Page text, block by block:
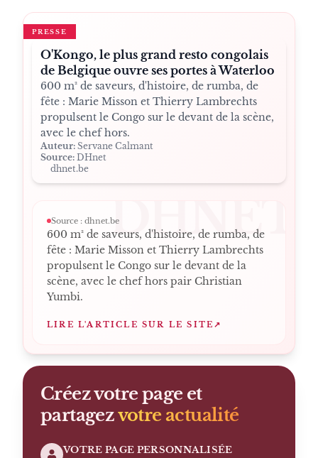
PRESSE
O'Kongo, le plus grand resto congolais
de Belgique ouvre ses portes à Waterloo
600 m² de saveurs, d'histoire, de rumba, de
fête : Marie Misson et Thierry Lambrechts
propulsent le Congo sur le devant de la scène,
avec le chef hors.
Auteur: Servane Calmant
Source: DHnet
dhnet.be
DHNET
Source : dhnet.be
600 m² de saveurs, d'histoire, de rumba, de
fête : Marie Misson et Thierry Lambrechts
propulsent le Congo sur le devant de la
scène, avec le chef hors pair Christian
Yumbi.
LIRE L'ARTICLE SUR LE SITE ↗
Créez votre page et
partagezvotre actualité
VOTRE PAGE PERSONNALISÉE